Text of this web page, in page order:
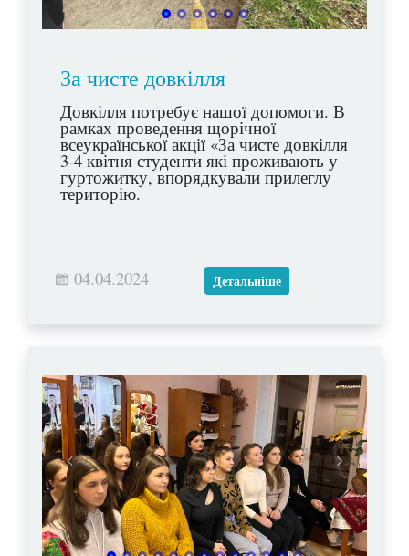
За чисте довкілля
Довкілля потребує нашої допомоги. В
рамках проведення щорічної
всеукраїнської акції «За чисте довкілля
3-4 квітня студенти які проживають у
гуртожитку, впорядкували прилеглу
територію.
04.04.2024 Детальніше